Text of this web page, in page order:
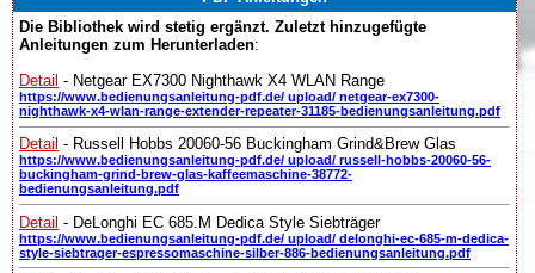
Die Bibliothek wird stetig ergänzt. Zuletzt hinzugefügte
Anleitungen zum Herunterladen:
Detail - Netgear EX7300 Nighthawk X4 WLAN Range
https://www.bedienungsanleitung-pdf.de/ upload/ netgear-ex7300-
nighthawk-x4-wlan-range-extender-repeater-31185-bedienungsanleitung.pdf
Detail - Russell Hobbs 20060-56 Buckingham Grind&Brew Glas
https://www.bedienungsanleitung-pdf.de/ upload/ russell-hobbs-20060-56-
buckingham-grind-brew-glas-kaffeemaschine-38772-
bedienungsanleitung.pdf
Detail - DeLonghi EC 685.M Dedica Style Siebträger
https://www.bedienungsanleitung-pdf.de/ upload/ delonghi-ec-685-m-dedica-
style-siebtrager-espressomaschine-silber-886-bedienungsanleitung.pdf